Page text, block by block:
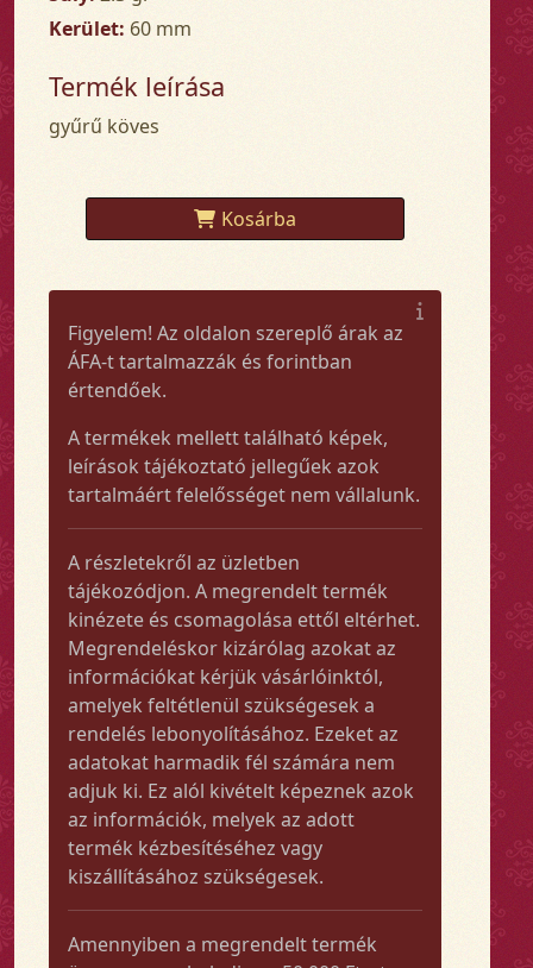
Kerület: 60 mm
Termék leírása
gyűrű köves
Kosárba
Figyelem! Az oldalon szereplő árak az
ÁFA-t tartalmazzák és forintban
értendőek.
A termékek mellett található képek,
leírások tájékoztató jellegűek azok
tartalmáért felelősséget nem vállalunk.
A részletekről az üzletben
tájékozódjon. A megrendelt termék
kinézete és csomagolása ettől eltérhet.
Megrendeléskor kizárólag azokat az
információkat kérjük vásárlóinktól,
amelyek feltétlenül szükségesek a
rendelés lebonyolításához. Ezeket az
adatokat harmadik fél számára nem
adjuk ki. Ez alól kivételt képeznek azok
az információk, melyek az adott
termék kézbesítéséhez vagy
kiszállításához szükségesek.
Amennyiben a megrendelt termék